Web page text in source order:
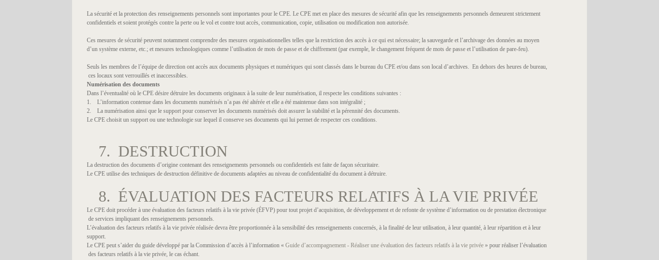
La sécurité et la protection des renseignements personnels sont importantes pour le CPE. Le CPE met en place des mesures de sécurité afin que les renseignements personnels demeurent strictement
confidentiels et soient protégés contre la perte ou le vol et contre tout accès, communication, copie, utilisation ou modification non autorisée.
Ces mesures de sécurité peuvent notamment comprendre des mesures organisationnelles telles que la restriction des accès à ce qui est nécessaire; la sauvegarde et l’archivage des données au moyen
d’un système externe, etc.; et mesures technologiques comme l’utilisation de mots de passe et de chiffrement (par exemple, le changement fréquent de mots de passe et l’utilisation de pare-feu).
Seuls les membres de l’équipe de direction ont accès aux documents physiques et numériques qui sont classés dans le bureau du CPE et/ou dans son local d’archives. En dehors des heures de bureau,
ces locaux sont verrouillés et inaccessibles.
Numérisation des documents
Dans l’éventualité où le CPE désire détruire les documents originaux à la suite de leur numérisation, il respecte les conditions suivantes :
1. L’information contenue dans les documents numérisés n’a pas été altérée et elle a été maintenue dans son intégralité ;
2. La numérisation ainsi que le support pour conserver les documents numérisés doit assurer la stabilité et la pérennité des documents.
Le CPE choisit un support ou une technologie sur lequel il conserve ses documents qui lui permet de respecter ces conditions.
7. DESTRUCTION
La destruction des documents d’origine contenant des renseignements personnels ou confidentiels est faite de façon sécuritaire.
Le CPE utilise des techniques de destruction définitive de documents adaptées au niveau de confidentialité du document à détruire.
8. ÉVALUATION DES FACTEURS RELATIFS À LA VIE PRIVÉE
Le CPE doit procéder à une évaluation des facteurs relatifs à la vie privée (ÉFVP) pour tout projet d’acquisition, de développement et de refonte de système d’information ou de prestation électronique
de services impliquant des renseignements personnels.
L’évaluation des facteurs relatifs à la vie privée réalisée devra être proportionnée à la sensibilité des renseignements concernés, à la finalité de leur utilisation, à leur quantité, à leur répartition et à leur
support.
Le CPE peut s’aider du guide développé par la Commission d’accès à l’information « Guide d’accompagnement - Réaliser une évaluation des facteurs relatifs à la vie privée » pour réaliser l’évaluation
des facteurs relatifs à la vie privée, le cas échant.